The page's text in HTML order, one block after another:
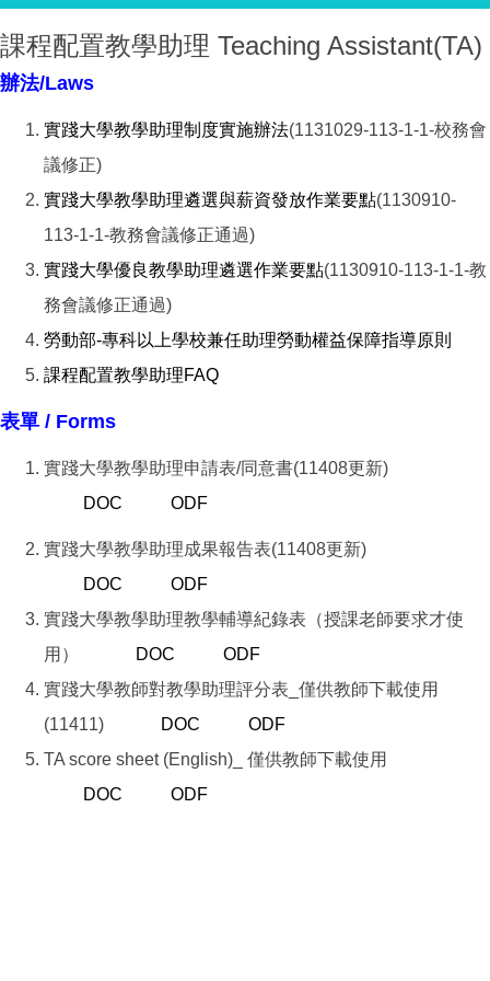
課程配置教學助理 Teaching Assistant(TA)
辦法/Laws
實踐大學教學助理制度實施辦法(1131029-113-1-1-校務會
議修正)
實踐大學教學助理遴選與薪資發放作業要點(1130910-
113-1-1-教務會議修正通過)
實踐大學優良教學助理遴選作業要點(1130910-113-1-1-教
務會議修正通過)
勞動部-專科以上學校兼任助理勞動權益保障指導原則
課程配置教學助理FAQ
表單 / Forms
實踐大學教學助理申請表/同意書(11408更新)
DOC
ODF
實踐大學教學助理成果報告表(11408更新)
DOC
ODF
實踐大學教學助理教學輔導紀錄表（授課老師要求才使
用）
DOC
ODF
實踐大學教師對教學助理評分表_僅供教師下載使用
(11411)
DOC
ODF
TA score sheet (English)_ 僅供教師下載使用
DOC
ODF